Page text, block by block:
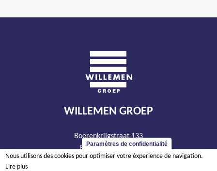
WILLEMEN GROEP
Boerenkrijgstraat 133
BE - 2800 Malines
tél +32 15 569 965
Paramètres de confidentialité
Nous utilisons des cookies pour optimiser votre éxperience de navigation.
Lire plus